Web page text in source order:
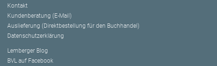
Kontakt
Kundenberatung (E-Mail)
Auslieferung (Direktbestellung für den Buchhandel)
Datenschutzerklärung
Lemberger Blog
BVL auf Facebook